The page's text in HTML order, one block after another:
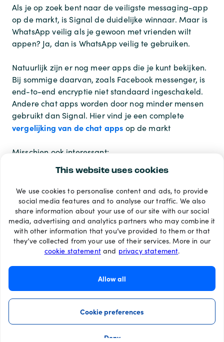
This website uses cookies
We use cookies to personalise content and ads, to provide
social media features and to analyse our traffic. We also
share information about your use of our site with our social
media, advertising and analytics partners who may combine it
with other information that you’ve provided to them or that
they’ve collected from your use of their services. More in our
cookie statementand privacy statement.
Allow all
Cookie preferences
Deny
Als je op zoek bent naar de veiligste messaging-app
op de markt, is Signal de duidelijke winnaar. Maar is
WhatsApp veilig als je gewoon met vrienden wilt
appen? Ja, dan is WhatsApp veilig te gebruiken.
Natuurlijk zijn er nog meer apps die je kunt bekijken.
Bij sommige daarvan, zoals Facebook messenger, is
end-to-end encryptie niet standaard ingeschakeld.
Andere chat apps worden door nog minder mensen
gebruikt dan Signal. Hier vind je een complete
vergelijking van de chat apps op de markt
Misschien ook interessant:
Wat is de beste berichten app in 2022
Betaalmethoden
©2026 Recharge.com